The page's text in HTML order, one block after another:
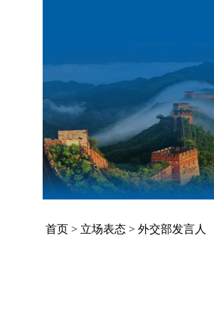
首页 > 立场表态 > 外交部发言人